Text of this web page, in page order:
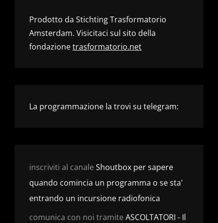
Prodotto da Stichting Trasformatorio
Amsterdam. Visicitaci sul sito della
fondazionetrasformatorio.net
La programmazione la trovi su telegram:
inscriviti al canale Shoutbox per sapere
quando comincia un programma o se sta'
entrando un incursione radiofonica
comunica con noi tramite ASCOLTATORI - Il